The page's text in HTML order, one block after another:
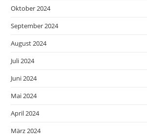
Oktober 2024
September 2024
August 2024
Juli 2024
Juni 2024
Mai 2024
April 2024
März 2024